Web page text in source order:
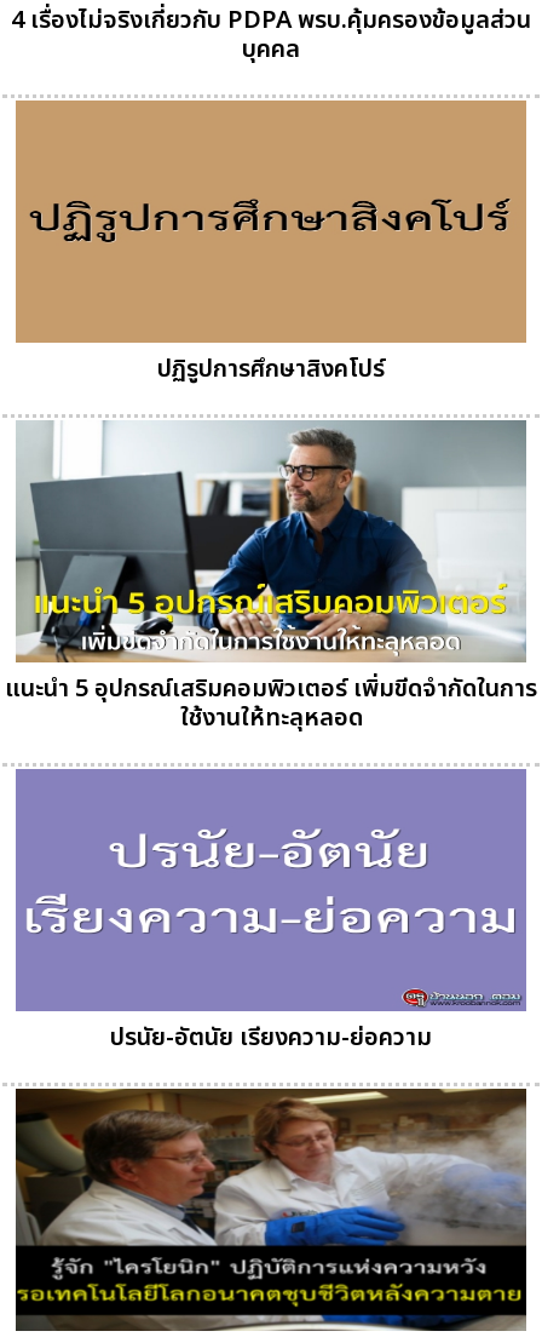
4 เรื่องไม่จริงเกี่ยวกับ PDPA พรบ.คุ้มครองข้อมูลส่วน
บุคคล
ปฏิรูปการศึกษาสิงคโปร์
แนะนำ 5 อุปกรณ์เสริมคอมพิวเตอร์ เพิ่มขีดจำกัดในการ
ใช้งานให้ทะลุหลอด
ปรนัย-อัตนัย เรียงความ-ย่อความ